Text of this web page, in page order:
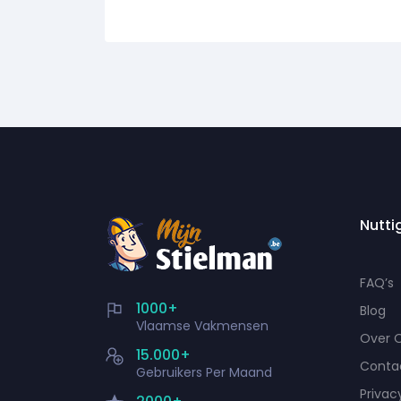
1000+
Vlaamse Vakmensen
15.000+
Gebruikers Per Maand
FAQ’s
Blog
Over